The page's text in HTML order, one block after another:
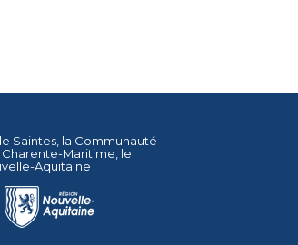
Saintes , la Communauté
Maritime , le
Aquitaine